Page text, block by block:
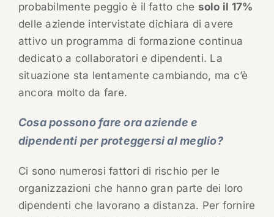
probabilmente peggio è il fatto che solo il 17%
delle aziende intervistate dichiara di avere
attivo un programma di formazione continua
dedicato a collaboratori e dipendenti. La
situazione sta lentamente cambiando, ma c’è
ancora molto da fare.
Cosa possono fare ora aziende e
dipendenti per proteggersi al meglio?
Ci sono numerosi fattori di rischio per le
organizzazioni che hanno gran parte dei loro
dipendenti che lavorano a distanza. Per fornire